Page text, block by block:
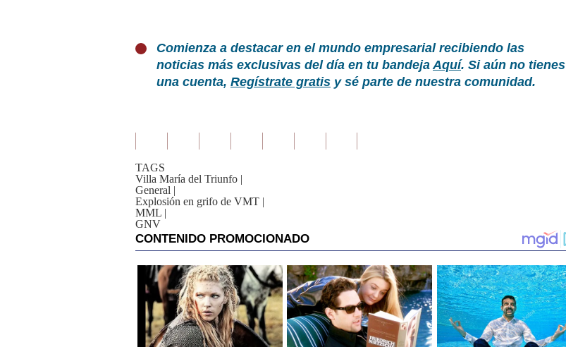
Comienza a destacar en el mundo empresarial recibiendo las
noticias más exclusivas del día en tu bandejaAquí. Si aún no tienes
una cuenta, Regístrate gratis y sé parte de nuestra comunidad.
TAGS
Villa María del Triunfo |
General |
Explosión en grifo de VMT |
MML |
GNV